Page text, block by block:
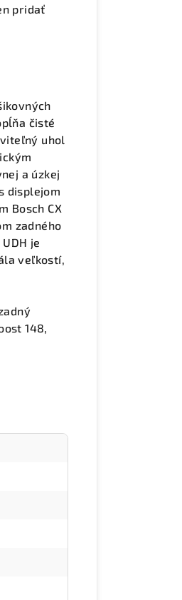
pridať
čisté
uhol
a úzkej
displejom
Bosch CX
zadného
je
veľkostí,
148,